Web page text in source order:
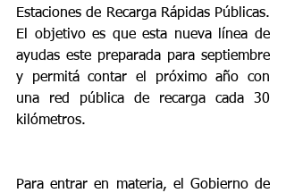
Estaciones de Recarga Rápidas Públicas.
El objetivo es que esta nueva línea de
ayudas este preparada para septiembre
y permitá contar el próximo año con
una red pública de recarga cada 30
kilómetros.
Para entrar en materia, el Gobierno de